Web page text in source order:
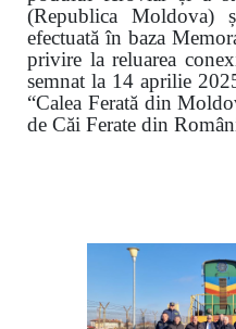
(Republica Moldova)
efectuată în baza
privire la reluarea
semnat la 14 aprilie
“Calea Ferată din
de Căi Ferate din